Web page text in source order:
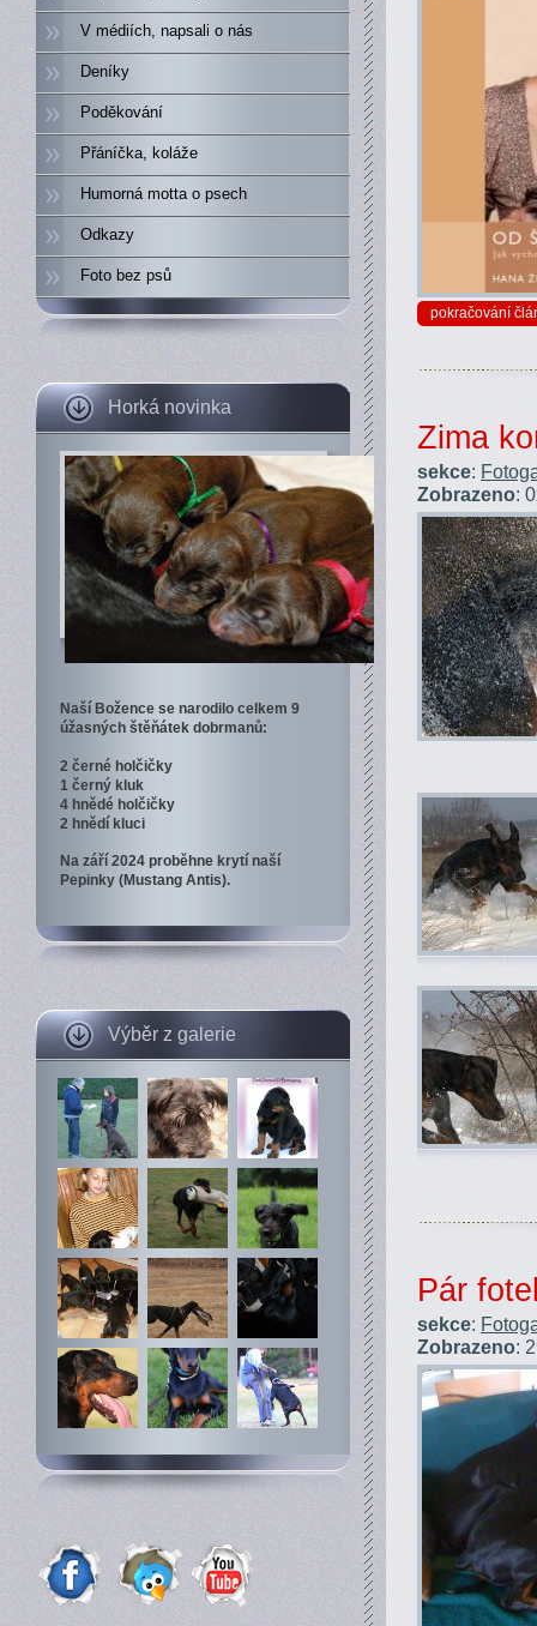
V médiích, napsali o nás
Deníky
Poděkování
Přáníčka, koláže
Humorná motta o psech
Odkazy
Foto bez psů
Horká novinka
Naší Božence se narodilo celkem 9
úžasných štěňátek dobrmanů:
2 černé holčičky
1 černý kluk
4 hnědé holčičky
2 hnědí kluci
Na září 2024 proběhne krytí naší
Pepinky (Mustang Antis).
Výběr z galerie
pokračování
Zima
sekce:
Zobrazeno:
Pár
sekce:
Zobrazeno: